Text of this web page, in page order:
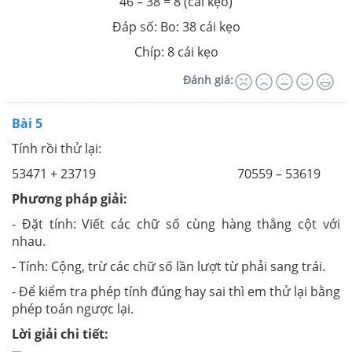
Đáp số: Bo: 38 cái kẹo
Chíp: 8 cái kẹo
Đánh giá:
Bài 5
Tính rồi thử lại:
53471 + 23719 70559 – 53619
Phương pháp giải:
- Đặt tính: Viết các chữ số cùng hàng thẳng cột với
nhau.
- Tính: Cộng, trừ các chữ số lần lượt từ phải sang trái.
- Để kiểm tra phép tính đúng hay sai thì em thử lại bằng
phép toán ngược lại.
Lời giải chi tiết: